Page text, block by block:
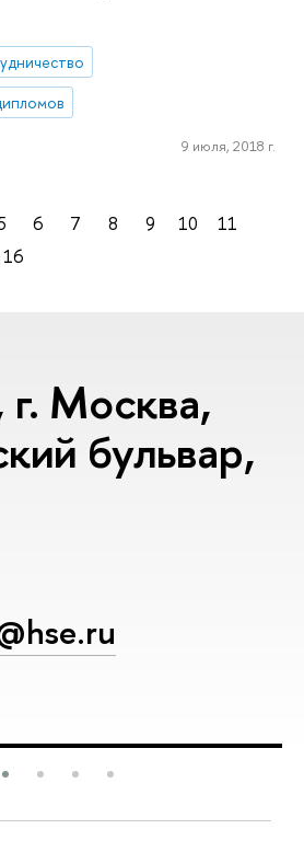
9 июля, 2018 г.
6 7 8 9 10
11
16
Москва,
бульвар,